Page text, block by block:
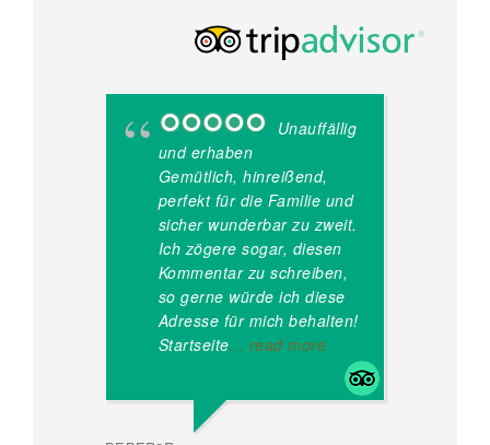
Unauffällig
und erhaben
Gemütlich, hinreißend,
perfekt für die Familie und
sicher wunderbar zu zweit.
Ich zögere sogar, diesen
Kommentar zu schreiben,
so gerne würde ich diese
Adresse für mich behalten!
Startseite... read more